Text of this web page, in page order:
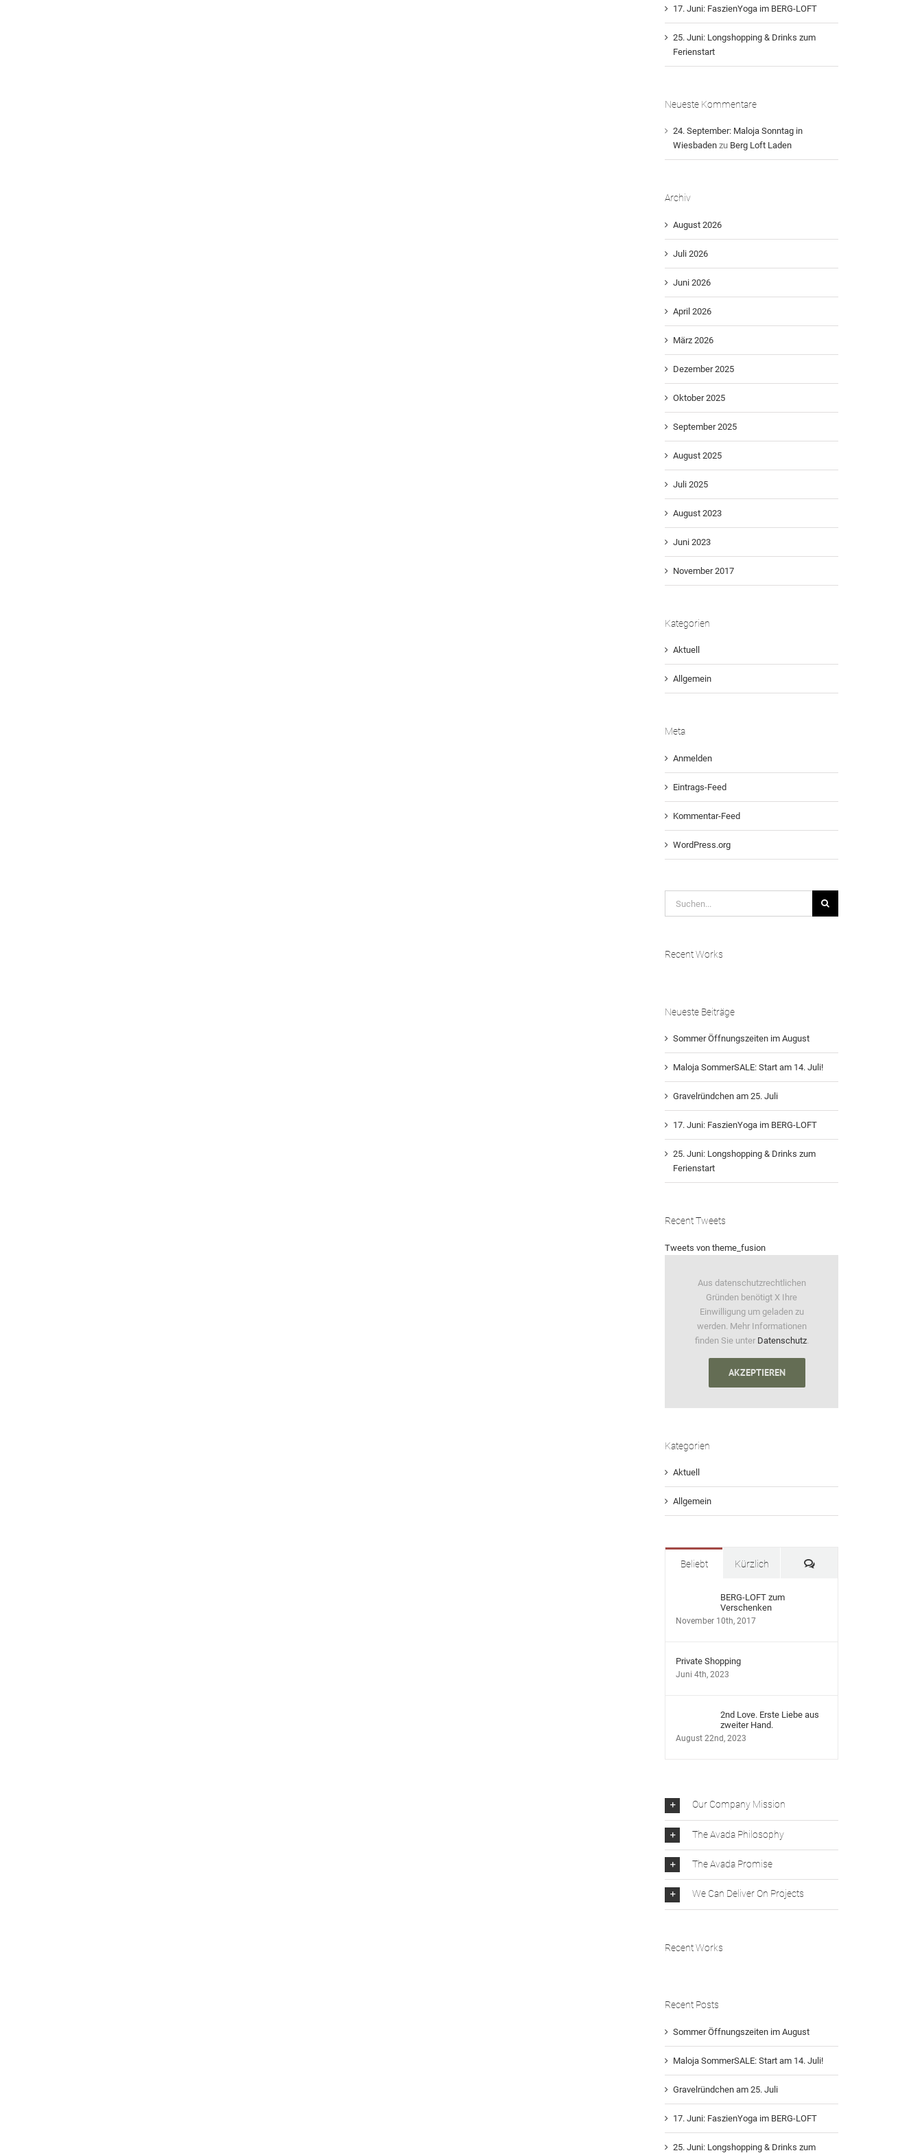
17. Juni: FaszienYoga im BERG-LOFT
25. Juni: Longshopping & Drinks zum
Ferienstart
Neueste Kommentare
24. September: Maloja Sonntag in
Wiesbaden zu Berg Loft Laden
Archiv
August 2026
Juli 2026
Juni 2026
April 2026
März 2026
Dezember 2025
Oktober 2025
September 2025
August 2025
Juli 2025
August 2023
Juni 2023
November 2017
Kategorien
Aktuell
Allgemein
Meta
Anmelden
Eintrags-Feed
Kommentar-Feed
WordPress.org
Recent Works
Neueste Beiträge
Sommer Öffnungszeiten im August
Maloja SommerSALE: Start am 14. Juli!
Gravelründchen am 25. Juli
17. Juni: FaszienYoga im BERG-LOFT
25. Juni: Longshopping & Drinks zum
Ferienstart
Recent Tweets
Tweets von theme_fusion
Aus datenschutzrechtlichen
Gründen benötigt X Ihre
Einwilligung um geladen zu
werden. Mehr Informationen
finden Sie unter Datenschutz.
AKZEPTIEREN
Kategorien
Aktuell
Allgemein
Beliebt Kürzlich Kommentare
BERG-LOFT zum
Verschenken
November 10th, 2017
Private Shopping
Juni 4th, 2023
2nd Love. Erste Liebe aus
zweiter Hand.
August 22nd, 2023
Our Company Mission
The Avada Philosophy
The Avada Promise
We Can Deliver On Projects
Recent Works
Recent Posts
Sommer Öffnungszeiten im August
Maloja SommerSALE: Start am 14. Juli!
Gravelründchen am 25. Juli
17. Juni: FaszienYoga im BERG-LOFT
25. Juni: Longshopping & Drinks zum